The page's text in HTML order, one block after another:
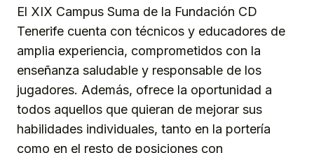
El XIX Campus Suma de la Fundación CD
Tenerife cuenta con técnicos y educadores de
amplia experiencia, comprometidos con la
enseñanza saludable y responsable de los
jugadores. Además, ofrece la oportunidad a
todos aquellos que quieran de mejorar sus
habilidades individuales, tanto en la portería
como en el resto de posiciones con